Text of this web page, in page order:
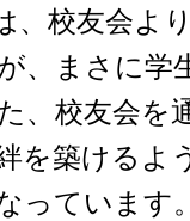
、校友会よ
、まさに学
、校友会を
を築けるよ
っています